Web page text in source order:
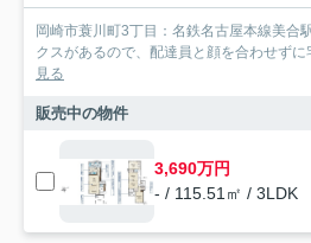
岡崎市蓑川町3丁目：名鉄名古屋本線美合
クスがあるので、配達員と顔を合わせず
見る
販売中の物件
3,690万円
- / 115.51㎡ / 3LDK